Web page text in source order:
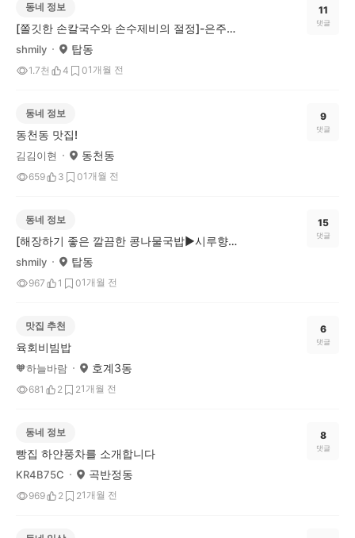
동네 정보
[쫄깃한 손칼국수와 손수제비의 절정]-은주네홍두깨칼국수
shmily 탑동
1.7천 4 01개월 전
11
댓글
동네 정보
동천동 맛집!
김김이현 동천동
659 3 01개월 전
9
댓글
동네 정보
[해장하기 좋은 깔끔한 콩나물국밥▶시루향기 수원탑동점]
shmily 탑동
967 1 01개월 전
15
댓글
맛집 추천
육회비빔밥
🧡하늘바람 호계3동
681 2 21개월 전
6
댓글
동네 정보
빵집 하얀풍차를 소개합니다
KR4B75C 곡반정동
969 2 21개월 전
8
댓글